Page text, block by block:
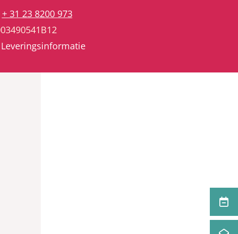
+ 31 23 8200 973
Leveringsinformatie